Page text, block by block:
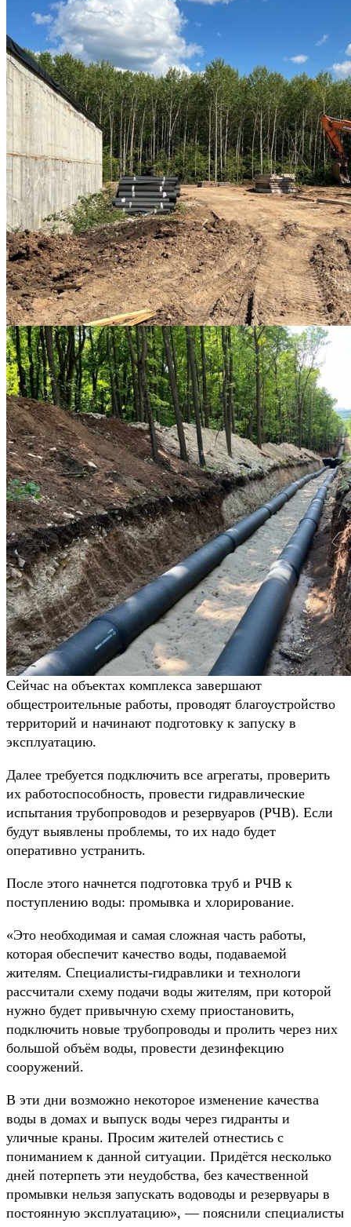
Сейчас на объектах комплекса завершают
общестроительные работы, проводят благоустройство
территорий и начинают подготовку к запуску в
эксплуатацию.
Далее требуется подключить все агрегаты, проверить
их работоспособность, провести гидравлические
испытания трубопроводов и резервуаров (РЧВ). Если
будут выявлены проблемы, то их надо будет
оперативно устранить.
После этого начнется подготовка труб и РЧВ к
поступлению воды: промывка и хлорирование.
«Это необходимая и самая сложная часть работы,
которая обеспечит качество воды, подаваемой
жителям. Специалисты-гидравлики и технологи
рассчитали схему подачи воды жителям, при которой
нужно будет привычную схему приостановить,
подключить новые трубопроводы и пролить через них
большой объём воды, провести дезинфекцию
сооружений.
В эти дни возможно некоторое изменение качества
воды в домах и выпуск воды через гидранты и
уличные краны. Просим жителей отнестись с
пониманием к данной ситуации. Придётся несколько
дней потерпеть эти неудобства, без качественной
промывки нельзя запускать водоводы и резервуары в
постоянную эксплуатацию», — пояснили специалисты